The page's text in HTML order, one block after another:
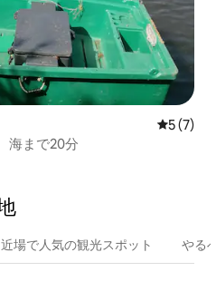
レビュー
5 (7)
海まで20分
近場で人気の観光スポット やる